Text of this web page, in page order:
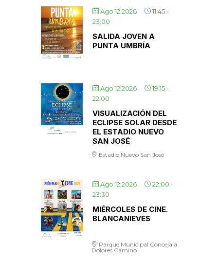
Ago 12 2026 11:45-
23:00
SALIDA JOVEN A
PUNTA UMBRÍA
Ago 12 2026 19:15-
22:00
VISUALIZACIÓN DEL
ECLIPSE SOLAR DESDE
EL ESTADIO NUEVO
SAN JOSÉ
Estadio Nuevo San José
Ago 12 2026 22:00 -
23:30
MIÉRCOLES DE CINE.
BLANCANIEVES
Parque Municipal Concejala
Dolores Camino